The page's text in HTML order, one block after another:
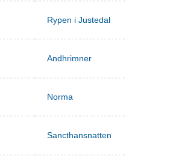
Rypen i Justedal
Andhrimner
Norma
Sancthansnatten